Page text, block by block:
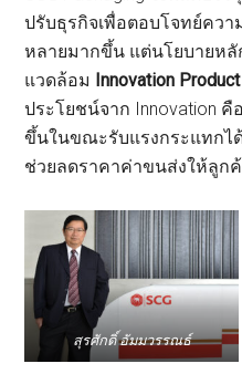
ปรับธุรกิจเพื่อตอบโจทย์คว
หลายมากขึ้น แต่นโยบายหลั
แวดล้อม Innovation Product
ประโยชน์จาก Innovation
ขึ้นในขณะรับแรงกระแทกไ
ช่วยลดราคาค่าขนส่งให้ลูก
สุรศักดิ์ อัมมวรรณธ์